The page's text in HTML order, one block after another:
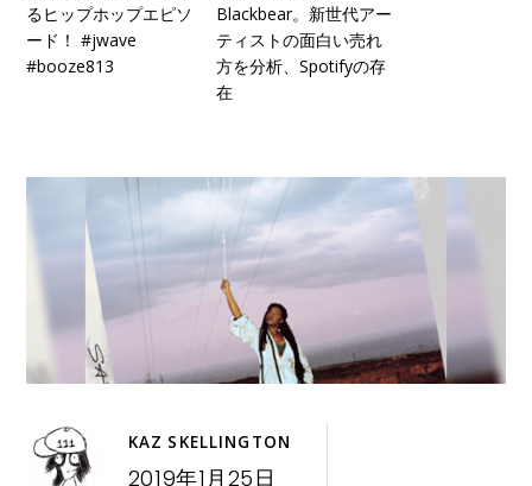
るヒップホップエピソ
ード！ #jwave
#booze813
Blackbear。新世代アー
ティストの面白い売れ
方を分析、Spotifyの存
在
KAZ SKELLINGTON
2019年1月25日